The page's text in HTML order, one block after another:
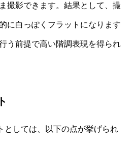
撮影できます。結果として、撮
に白っぽくフラットになります
う前提で高い階調表現を得られ
としては、以下の点が挙げられ